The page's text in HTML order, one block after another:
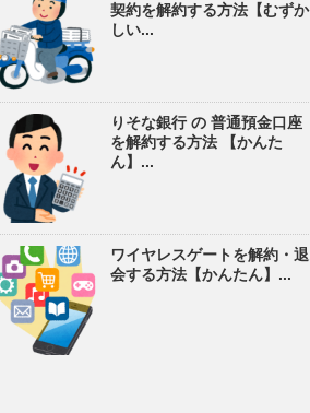
契約を解約する方法【むずか
しい...
りそな銀行 の 普通預金口座
を解約する方法 【かんた
ん】...
ワイヤレスゲートを解約・退
会する方法【かんたん】...